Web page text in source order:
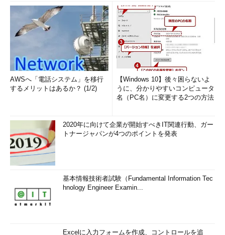
AWSへ「電話システム」を移行
するメリットはあるか？ (1/2)
【Windows 10】後々困らないよ
うに、分かりやすいコンピュータ
名（PC名）に変更する2つの方法
2020年に向けて企業が開始すべきIT関連行動、ガー
トナージャパンが4つのポイントを発表
基本情報技術者試験（Fundamental Information Tec
hnology Engineer Examin...
Excelに入力フォームを作成、コントロールを追